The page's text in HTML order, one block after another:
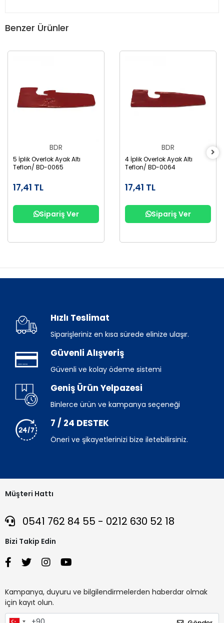
Benzer Ürünler
BDR
5 İplik Overlok Ayak Altı
Teflon/ BD-0065
17,41 TL
Sipariş Ver
BDR
4 İplik Overlok Ayak Altı
Teflon/ BD-0064
17,41 TL
Sipariş Ver
Hızlı Teslimat
Siparişleriniz en kısa sürede elinize ulaşır.
Güvenli Alışveriş
Güvenli ve kolay ödeme sistemi
Geniş Ürün Yelpazesi
Binlerce ürün ve kampanya seçeneği
7 / 24 DESTEK
Öneri ve şikayetlerinizi bize iletebilirsiniz.
Müşteri Hattı
0541 762 84 55 - 0212 630 52 18
Bizi Takip Edin
Kampanya, duyuru ve bilgilendirmelerden haberdar olmak
için kayıt olun.